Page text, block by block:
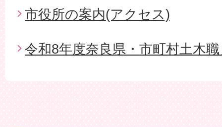
市役所の案内(アクセス)
令和8年度奈良県・市町村土木